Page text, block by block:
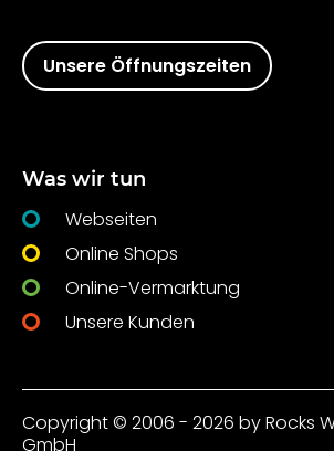
Unsere Öffnungszeiten
Was wir tun
Webseiten
Online Shops
Online-Vermarktung
Unsere Kunden
Copyright © 2006 - 2026 by Rocks
GmbH